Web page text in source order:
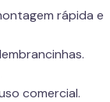
rápida e
comercial.